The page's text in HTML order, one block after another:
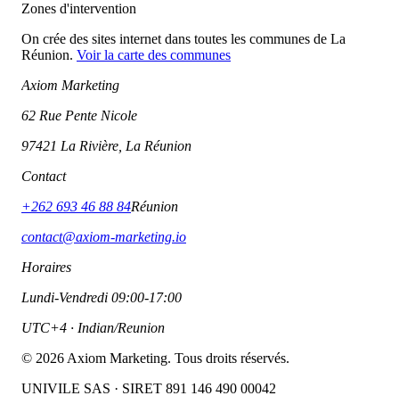
Zones d'intervention
On crée des sites internet dans toutes les communes de La
Réunion. Voir la carte des communes
Axiom Marketing
62 Rue Pente Nicole
97421 La Rivière, La Réunion
Contact
+262 693 46 88 84Réunion
contact@axiom-marketing.io
Horaires
Lundi-Vendredi 09:00-17:00
UTC+4 · Indian/Reunion
© 2026 Axiom Marketing. Tous droits réservés.
UNIVILE SAS · SIRET 891 146 490 00042